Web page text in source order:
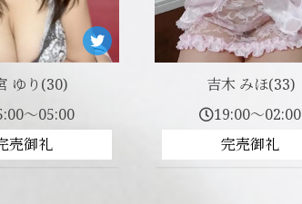
ゆり(30)
～05:00
売御礼
吉木 みほ(33)
19:00～02:00
完売御礼